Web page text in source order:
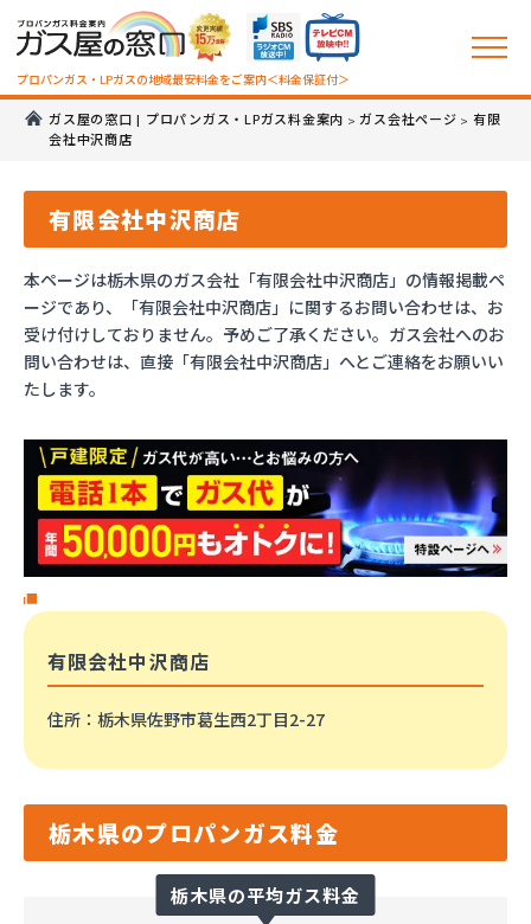
プロパンガス・LPガスの地域最安料金をご案内＜料金保証付＞
ガス屋の窓口 | プロパンガス・LPガス料金案内 >ガス会社ページ > 有限
会社中沢商店
有限会社中沢商店
本ページは栃木県のガス会社「有限会社中沢商店」の情報掲載ペ
ージであり、「有限会社中沢商店」に関するお問い合わせは、お
受け付けしておりません。予めご了承ください。ガス会社へのお
問い合わせは、直接「有限会社中沢商店」へとご連絡をお願いい
たします。
有限会社中沢商店
住所 ：栃木県佐野市葛生西2丁目2-27
栃木県のプロパンガス料金
栃木県の平均ガス料金